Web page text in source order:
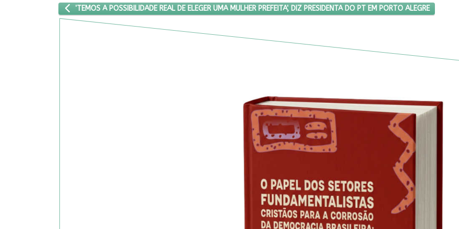
ARTIGO ANTERIOR: 'TEMOS A POSSIBILIDADE REAL DE ELEGER UMA MULHER PREFEITA', DIZ PRESIDENTA DO PT EM PORTO
'TEMOS A POSSIBILIDADE REAL DE ELEGER UMA MULHER PREFEITA', DIZ PRESIDENTA DO PT EM PORTO ALEGRE